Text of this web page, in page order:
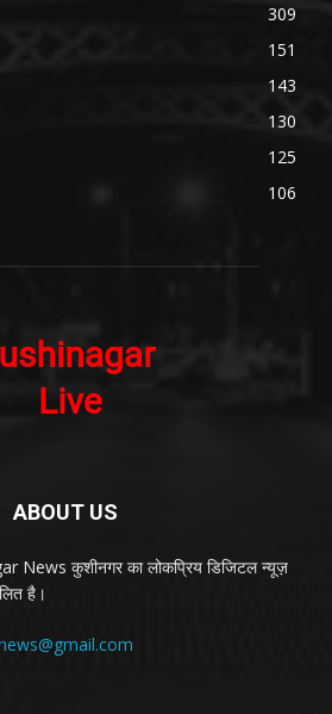
309
151
143
130
125
106
ABOUT US
News कुशीनगर का लोकप्रिय डिजिटल न्यूज़
है।